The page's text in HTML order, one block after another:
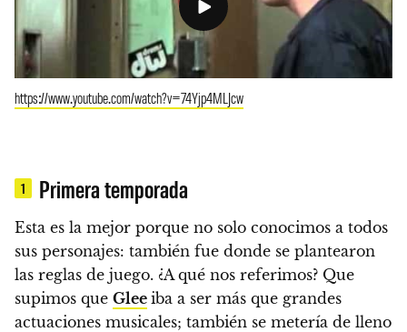
https://www.youtube.com/watch?v=74Yjp4MLJcw
1 Primera temporada
Esta es la mejor porque no solo conocimos a todos
sus personajes: también fue donde se plantearon
las reglas de juego. ¿A qué nos referimos? Que
supimos que Glee iba a ser más que grandes
actuaciones musicales; también se metería de lleno